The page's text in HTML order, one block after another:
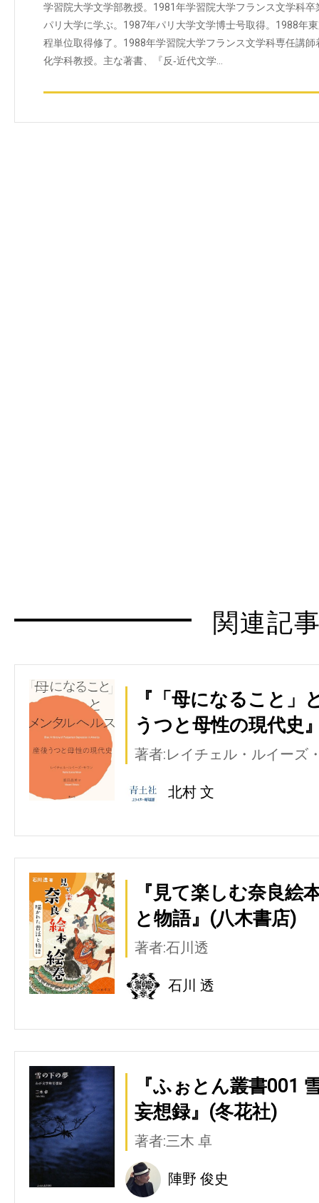
学習院大学文学部教授。1981年学習院大学フランス文学科
パリ大学に学ぶ。1987年パリ大学文学博士号取得。1988年
程単位取得修了。1988年学習院大学フランス文学科専任講
化学科教授。主な著書、『反‐近代文学…
関連記
『「母になること」
うつと母性の現代史
著者:レイチェル・ルイーズ
北村 文
『見て楽しむ奈良絵
と物語』(八木書店)
著者:石川透
石川 透
『ふぉとん叢書001
妄想録』(冬花社)
著者:三木 卓
陣野 俊史